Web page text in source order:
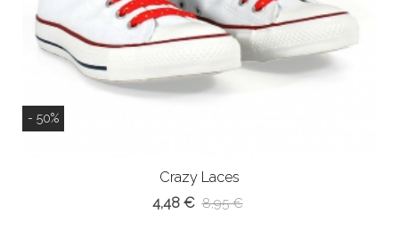
- 50%
Crazy Laces
4,48 € 8,95 €